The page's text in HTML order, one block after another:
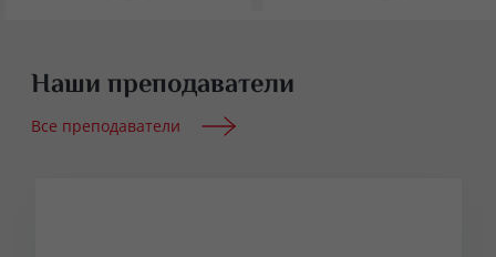
Наши преподаватели
Все преподаватели